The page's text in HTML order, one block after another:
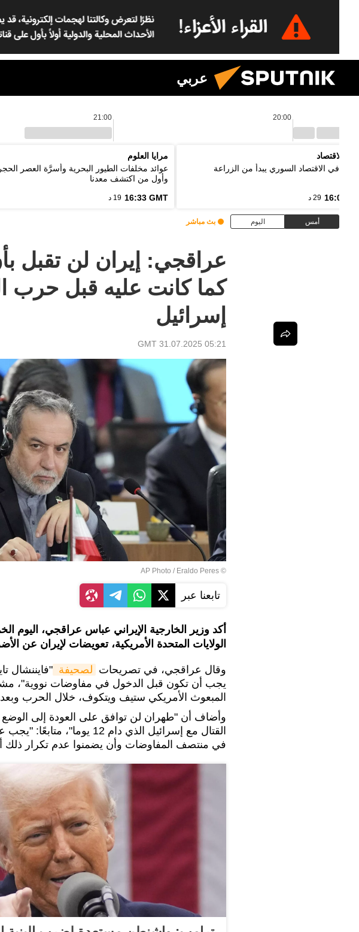
عربي
20:00
21:00
الاقتصاد
تعافي الاقتصاد السوري يبدأ من الزراعة
16:03 29 د
مرايا العلوم
عوائد مخلفات الطيور البحرية وأسرَّة العصر
وأول من اكتشف معدنا
16:33 GMT 19 د
أمس اليوم بث مباشر
عراقجي: إيران لن تقبل
إسرائيل
05:21 GMT 31.07.2025
© AP Photo / Eraldo Peres
تابعنا عبر
أكد وزير الخارجية الإيراني عباس عراقجي،
الولايات المتحدة الأمريكية، تعويضات لإيران عن
وقال عراقجي، في تصريحات لصحيفة "فايننشال
يجب أن تكون قبل الدخول في مفاوضات نووية"،
المبعوث الأمريكي ستيف ويتكوف، خلال الحرب وبعد
وأضاف أن "طهران لن توافق على العودة إلى الوضع
القتال مع إسرائيل الذي دام 12
في منتصف المفاوضات وأن يضمنوا عدم تكرار ذلك